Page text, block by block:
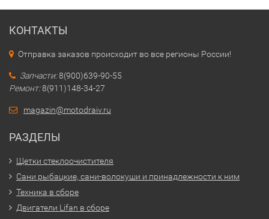
КОНТАКТЫ
Отправка заказов происходит во все регионы России!
Запчасти:8(900)639-90-55
Ремонт:8(911)148-34-27
magazin@motodraiv.ru
РАЗДЕЛЫ
Щетки стеклоочистителя
Сани рыбацкие, сани-волокуши и принадлежности к ним
Техника в сборе
Двигатели Lifan в сборе